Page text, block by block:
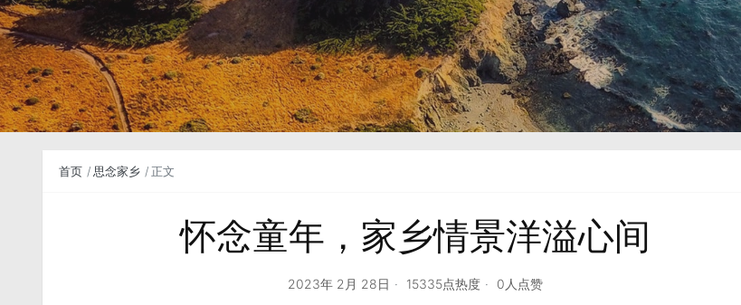
首页 思念家乡 正文
怀念童年，家乡情景洋溢心间
2023年 2月 28日 15335点热度 0人点赞